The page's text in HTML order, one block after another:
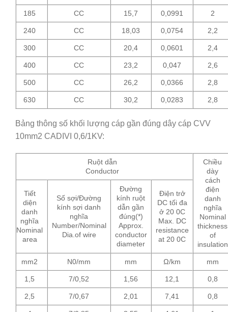
185 CC 15,7 0,0991 2
240 CC 18,03 0,0754 2,2
300 CC 20,4 0,0601 2,4
400 CC 23,2 0,047 2,6
500 CC 26,2 0,0366 2,8
630 CC 30,2 0,0283 2,8
Bảng thông số khối lượng cáp gần đúng dây cáp CVV
10mm2 CADIVI 0,6/1KV:
Ruột dẫn
Conductor
Chiều
dày
cách
điện
danh
nghĩa
Nominal
thickness
of
insulation
Tiết
diện
danh
nghĩa
Nominal
area
Số sợi/Đường
kính sợi danh
nghĩa
Number/Nominal
Dia.of wire
Đường
kính ruột
dẫn gần
đúng(*)
Approx.
conductor
diameter
Điện trở
DC tối đa
ở 20 0C
Max. DC
resistance
at 20 0C
mm2 N0/mm mm Ω/km mm
1,5 7/0,52 1,56 12,1 0,8
2,5 7/0,67 2,01 7,41 0,8